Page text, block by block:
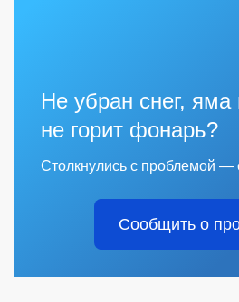
Не убран снег, яма
не горит фонарь?
Столкнулись с проблемой —
Сообщить о